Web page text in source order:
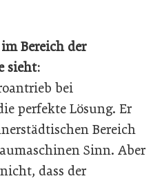
Bereich der
sieht:
bei
perfekte Lösung. Er
Bereich
Sinn. Aber
dass der